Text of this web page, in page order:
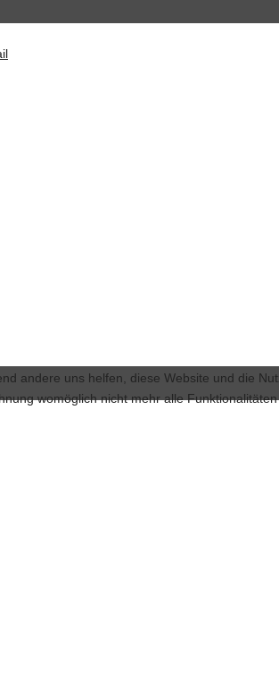
andere uns helfen, diese Website und die
womöglich nicht mehr alle